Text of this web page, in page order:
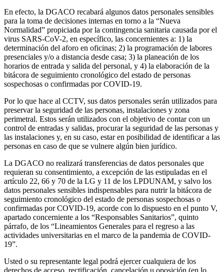
En efecto, la DGACO recabará algunos datos personales sensibles
para la toma de decisiones internas en torno a la “Nueva
Normalidad” propiciada por la contingencia sanitaria causada por el
virus SARS-CoV-2, en específico, las concernientes a: 1) la
determinación del aforo en oficinas; 2) la programación de labores
presenciales y/o a distancia desde casa; 3) la planeación de los
horarios de entrada y salida del personal, y 4) la elaboración de la
bitácora de seguimiento cronológico del estado de personas
sospechosas o confirmadas por COVID-19.
Por lo que hace al CCTV, sus datos personales serán utilizados para
preservar la seguridad de las personas, instalaciones y zona
perimetral. Estos serán utilizados con el objetivo de contar con un
control de entradas y salidas, procurar la seguridad de las personas y
las instalaciones y, en su caso, estar en posibilidad de identificar a las
personas en caso de que se vulnere algún bien jurídico.
La DGACO no realizará transferencias de datos personales que
requieran su consentimiento, a excepción de las estipuladas en el
artículo 22, 66 y 70 de la LG y 11 de los LPDUNAM, y salvo los
datos personales sensibles indispensables para nutrir la bitácora de
seguimiento cronológico del estado de personas sospechosas o
confirmadas por COVID-19, acorde con lo dispuesto en el punto V,
apartado concerniente a los “Responsables Sanitarios”, quinto
párrafo, de los “Lineamientos Generales para el regreso a las
actividades universitarias en el marco de la pandemia de COVID-
19”.
Usted o su representante legal podrá ejercer cualquiera de los